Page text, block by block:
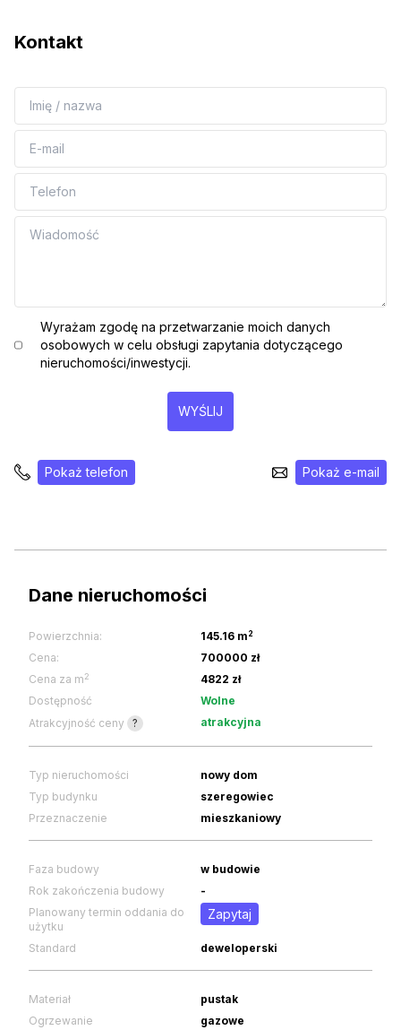
Kontakt
Wyrażam zgodę na przetwarzanie moich danych
osobowych w celu obsługi zapytania dotyczącego
nieruchomości/inwestycji.
WYŚLIJ
Pokaż telefon Pokaż e-mail
Dane nieruchomości
Powierzchnia: 145.16 m2
Cena:
700000 zł
Cena za m2
4822 zł
Dostępność
Wolne
Atrakcyjność ceny
? atrakcyjna
Typ nieruchomości
nowy dom
Typ budynku
szeregowiec
Przeznaczenie
mieszkaniowy
Faza budowy
w budowie
Rok zakończenia budowy
-
Planowany termin oddania do
użytku
Zapytaj
Standard deweloperski
Materiał
pustak
Ogrzewanie
gazowe